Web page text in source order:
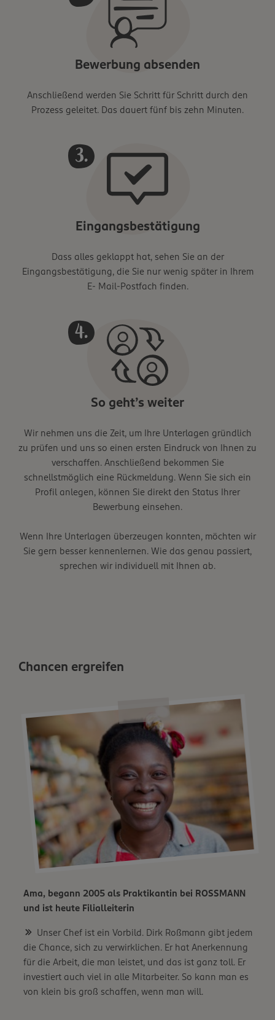
Bewerbung absenden
Anschließend werden Sie Schritt für Schritt durch den
Prozess geleitet. Das dauert fünf bis zehn Minuten.
Eingangsbestätigung
Dass alles geklappt hat, sehen Sie an der
Eingangsbestätigung, die Sie nur wenig später in Ihrem
E- Mail-Postfach finden.
So geht’s weiter
Wir nehmen uns die Zeit, um Ihre Unterlagen gründlich
zu prüfen und uns so einen ersten Eindruck von Ihnen zu
verschaffen. Anschließend bekommen Sie
schnellstmöglich eine Rückmeldung. Wenn Sie sich ein
Profil anlegen, können Sie direkt den Status Ihrer
Bewerbung einsehen.
Wenn Ihre Unterlagen überzeugen konnten, möchten wir
Sie gern besser kennenlernen. Wie das genau passiert,
sprechen wir individuell mit Ihnen ab.
Chancen ergreifen
Ama, begann 2005 als Praktikantin bei ROSSMANN
und ist heute Filialleiterin
Unser Chef ist ein Vorbild. Dirk Roßmann gibt jedem
die Chance, sich zu verwirklichen. Er hat Anerkennung
für die Arbeit, die man leistet, und das ist ganz toll. Er
investiert auch viel in alle Mitarbeiter. So kann man es
von klein bis groß schaffen, wenn man will.